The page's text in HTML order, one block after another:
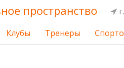
пространство
Клубы Тренеры